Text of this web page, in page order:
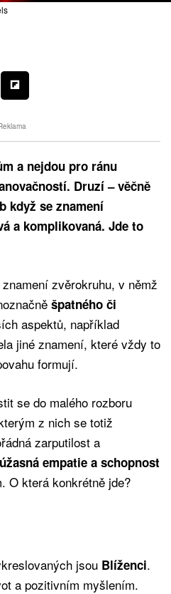
a nejdou pro ránu
Druzí – věčně
když se znamení
a komplikovaná. Jde to
zvěrokruhu, v němž
špatného či
aspektů, například
jiné znamení, které vždy to
formují.
se do malého rozboru
z nich se totiž
zarputilost a
úžasná empatie a schopnost
O která konkrétně jde?
jsou Blíženci.
a pozitivním myšlením.